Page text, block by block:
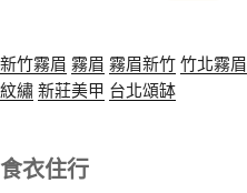
新竹霧眉 霧眉 霧眉新竹竹北霧眉
紋繡新莊美甲 台北頌缽
食衣住行